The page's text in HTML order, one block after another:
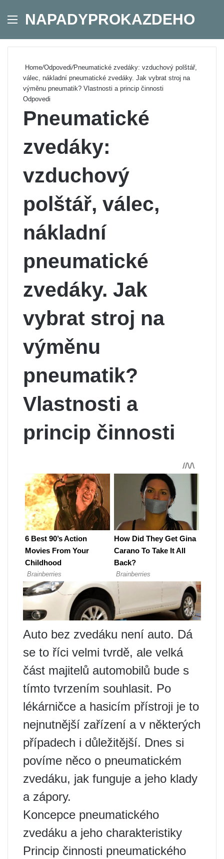
Menu
NAPADYPROKAZDEHO
Home/Odpovedi/Pneumatické zvedáky: vzduchový polštář,
válec, nákladní pneumatické zvedáky. Jak vybrat stroj na
výměnu pneumatik? Vlastnosti a princip činnosti
Odpovedi
Pneumatické
zvedáky:
vzduchový
polštář, válec,
nákladní
pneumatické
zvedáky. Jak
vybrat stroj na
výměnu
pneumatik?
Vlastnosti a
princip činnosti
Auto bez zvedáku není auto. Dá
se to říci velmi tvrdě, ale velká
část majitelů automobilů bude s
tímto tvrzením souhlasit. Po
lékárničce a hasicím přístroji je to
nejnutnější zařízení a v některých
případech i důležitější. Dnes si
povíme něco o pneumatickém
zvedáku, jak funguje a jeho klady
a zápory.
Koncepce pneumatického
zvedáku a jeho charakteristiky
Princip činnosti pneumatického